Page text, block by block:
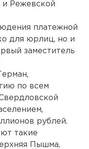
и Режевской
платежной
для юрлиц, но и
заместитель
по всем
рублей.
такие
Пышма,